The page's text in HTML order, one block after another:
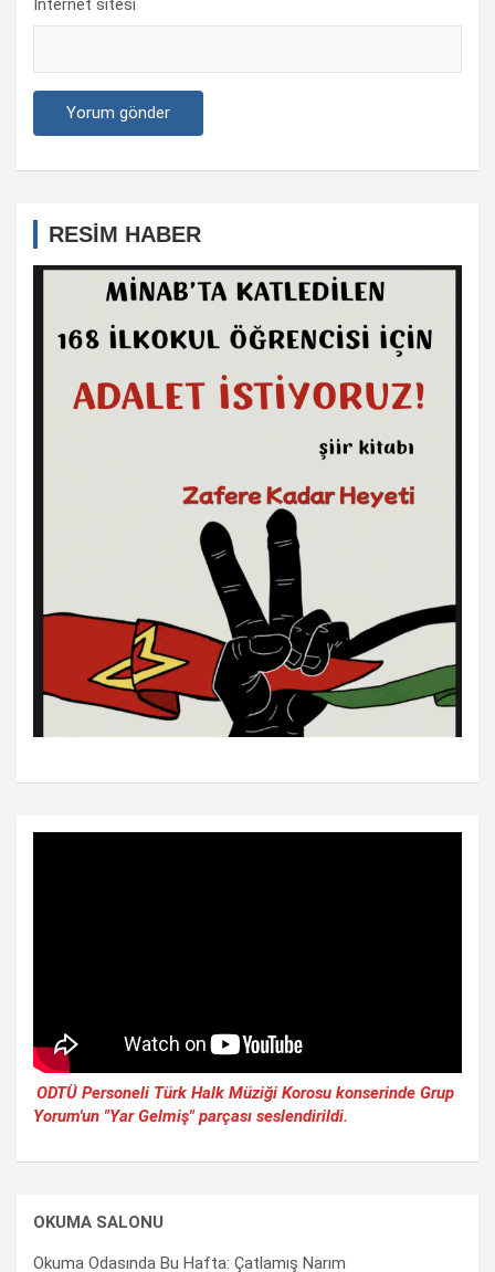
İnternet sitesi
RESİM HABER
ODTÜ Personeli Türk Halk Müziği Korosu konserinde Grup
Yorum'un "Yar Gelmiş" parçası seslendirildi.
OKUMA SALONU
Okuma Odasında Bu Hafta: Çatlamış Narım